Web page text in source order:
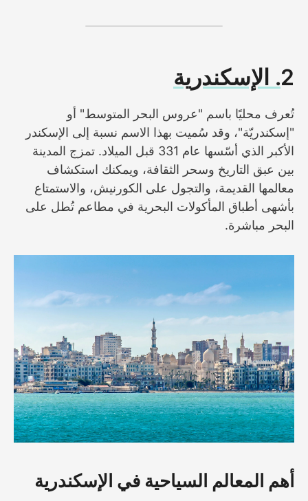
2. الإسكندرية
تُعرف محليًا باسم "عروس البحر المتوسط" أو
"إسكندريّة"، وقد سُميت بهذا الاسم نسبة إلى الإسكندر
الأكبر الذي أسّسها عام 331 قبل الميلاد. تمزج المدينة
بين عبق التاريخ وسحر الثقافة، ويمكنك استكشاف
معالمها القديمة، والتجول على الكورنيش، والاستمتاع
بأشهى أطباق المأكولات البحرية في مطاعم تُطل على
البحر مباشرة.
أهم المعالم السياحية في الإسكندرية